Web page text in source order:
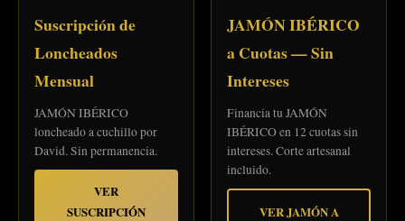
Suscripción de
Loncheados
Mensual
JAMÓN IBÉRICO
loncheado a cuchillo por
David. Sin permanencia.
VER
SUSCRIPCIÓN
JAMÓN IBÉRICO
a Cuotas — Sin
Intereses
Financia tu JAMÓN
IBÉRICO en 12 cuotas sin
intereses. Corte artesanal
incluido.
VER JAMÓN A